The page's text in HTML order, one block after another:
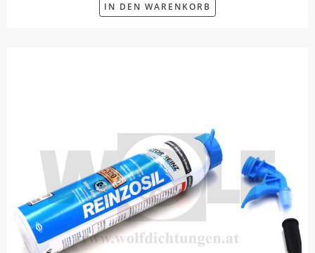
IN DEN WARENKORB